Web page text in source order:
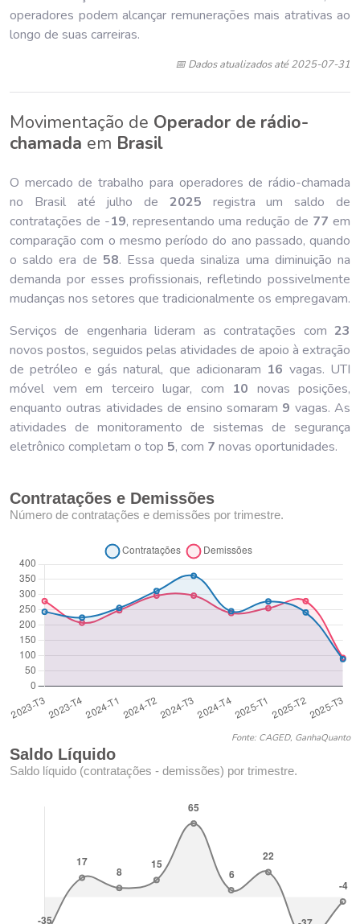
operadores podem alcançar remunerações mais atrativas ao
longo de suas carreiras.
📅 Dados atualizados até 2025-07-31
Movimentação de Operador de rádio-
chamada em Brasil
O mercado de trabalho para operadores de rádio-chamada
no Brasil até julho de 2025 registra um saldo de
contratações de -19, representando uma redução de 77 em
comparação com o mesmo período do ano passado, quando
o saldo era de 58. Essa queda sinaliza uma diminuição na
demanda por esses profissionais, refletindo possivelmente
mudanças nos setores que tradicionalmente os empregavam.
Serviços de engenharia lideram as contratações com 23
novos postos, seguidos pelas atividades de apoio à extração
de petróleo e gás natural, que adicionaram 16 vagas. UTI
móvel vem em terceiro lugar, com 10 novas posições,
enquanto outras atividades de ensino somaram 9 vagas. As
atividades de monitoramento de sistemas de segurança
eletrônico completam o top 5, com 7 novas oportunidades.
Contratações e Demissões
Número de contratações e demissões por trimestre.
Fonte: CAGED, GanhaQuanto
Saldo Líquido
Saldo líquido (contratações - demissões) por trimestre.